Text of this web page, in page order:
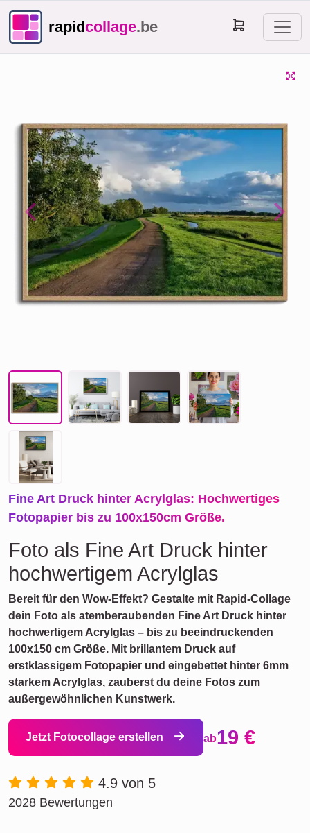
rapidcollage.be
Previous Next
Fine Art Druck hinter Acrylglas: Hochwertiges
Fotopapier bis zu 100x150cm Größe.
Foto als Fine Art Druck hinter
hochwertigem Acrylglas
Bereit für den Wow-Effekt? Gestalte mit Rapid-Collage
dein Foto als atemberaubenden Fine Art Druck hinter
hochwertigem Acrylglas – bis zu beeindruckenden
100x150 cm Größe. Mit brillantem Druck auf
erstklassigem Fotopapier und eingebettet hinter 6mm
starkem Acrylglas, zauberst du deine Fotos zum
außergewöhnlichen Kunstwerk.
Jetzt Fotocollage erstellen ab19 €
4.9 von 5
2028 Bewertungen